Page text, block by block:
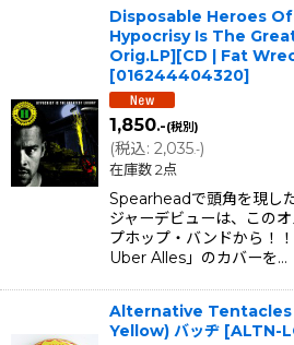
Disposable Heroes
Hypocrisy Is The
Orig.LP][CD | Fat
[016244404320]
1,850.-(税別)
(税込: 2,035.-)
在庫数 2点
Spearheadで頭角を現し
ジャーデビューは、この
プホップ・バンドから！
Uber Alles」のカバーを…
Alternative Tentacles
Yellow) バッヂ [ALTN-